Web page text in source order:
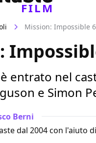
FILM
Mission: Impossible
entrato nel
e Simon
Berni
dal 2004 con l'aiuto